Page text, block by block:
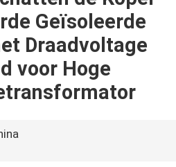
Geïsoleerde
Draadvoltage
voor Hoge